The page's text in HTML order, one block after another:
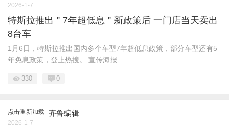
2026-1-7
特斯拉推出＂7年超低息＂新政策后 一门店当天卖出
8台车
1月6日，特斯拉推出国内多个车型7年超低息政策，部分车型还有5
年免息政策，登上热搜。 宣传海报 ...
330 0
点击重新加载 齐鲁编辑
2026-1-7